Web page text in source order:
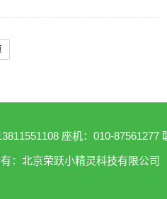
座机：010-87561277
：北京荣跃小精灵科技有限公司